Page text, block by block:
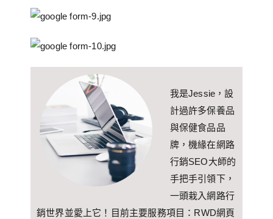
我是Jessie，設
計過許多保養品
與保健食品品
牌，機緣在網路
行銷SEO大師的
手把手引領下，
一頭栽入網路行
銷世界並愛上它！目前主要服務項目：RWD網頁